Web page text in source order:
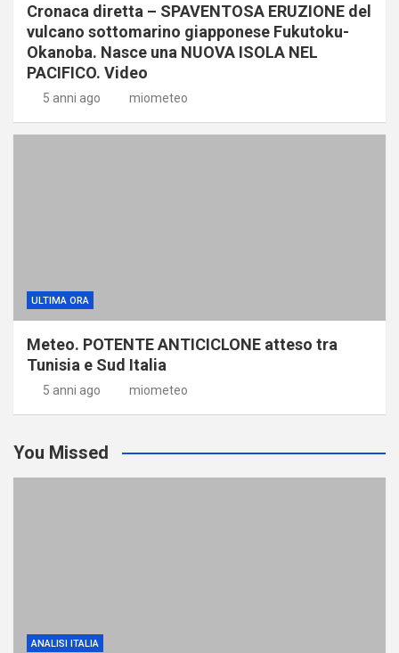
Cronaca diretta – SPAVENTOSA ERUZIONE del
vulcano sottomarino giapponese Fukutoku-
Okanoba. Nasce una NUOVA ISOLA NEL
PACIFICO. Video
5 anni ago miometeo
ULTIMA ORA
Meteo. POTENTE ANTICICLONE atteso tra
Tunisia e Sud Italia
5 anni ago miometeo
You Missed
ANALISI ITALIA